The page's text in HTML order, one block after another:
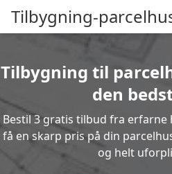
Tilbygning-
Tilbygning til
den
Bestil 3 gratis tilbud fra
få en skarp pris på din
og helt